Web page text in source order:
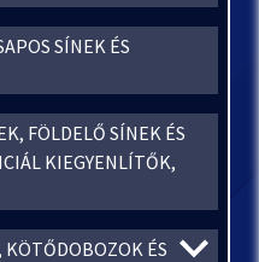
SÍNEK ÉS
FÖLDELŐ SÍNEK ÉS
KIEGYENLÍTŐK,
KÖTŐDOBOZOK ÉS